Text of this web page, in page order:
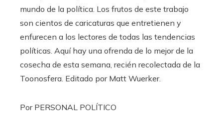
mundo de la política. Los frutos de este trabajo
son cientos de caricaturas que entretienen y
enfurecen a los lectores de todas las tendencias
políticas. Aquí hay una ofrenda de lo mejor de la
cosecha de esta semana, recién recolectada de la
Toonosfera. Editado por Matt Wuerker.
Por PERSONAL POLÍTICO